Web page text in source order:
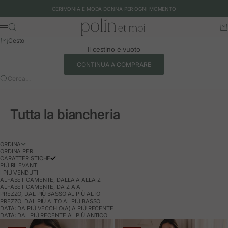
CERIMONIA E MODA DONNA PER OGNI MOMENTO
Polín et moi - EU
Menu
Cerca
Cesto
Il cestino è vuoto
CONTINUA A COMPRARE
Cerca…
Tutta la biancheria
ORDINA
ORDINA PER
CARATTERISTICHE
PIÙ RILEVANTI
I PIÙ VENDUTI
ALFABETICAMENTE, DALLA A ALLA Z
ALFABETICAMENTE, DA Z A A
PREZZO, DAL PIÙ BASSO AL PIÙ ALTO
PREZZO, DAL PIÙ ALTO AL PIÙ BASSO
DATA: DA PIÙ VECCHIO(A) A PIÙ RECENTE
DATA: DAL PIÙ RECENTE AL PIÙ ANTICO